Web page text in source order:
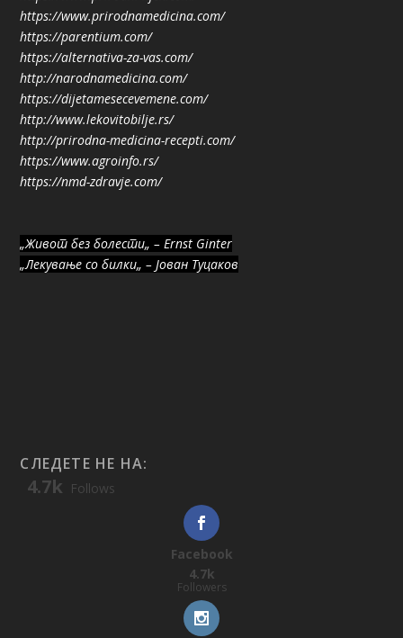
https://www.prirodnamedicina.com/
https://parentium.com/
https://alternativa-za-vas.com/
http://narodnamedicina.com/
https://dijetamesecevemene.com/
http://www.lekovitobilje.rs/
http://prirodna-medicina-recepti.com/
https://www.agroinfo.rs/
https://nmd-zdravje.com/
„Живот без болести„ – Ernst Ginter
„Лекување со билки„ – Јован Туцаков
СЛЕДЕТЕ НЕ НА:
4.7k Follows
Facebook
4.7k
Followers